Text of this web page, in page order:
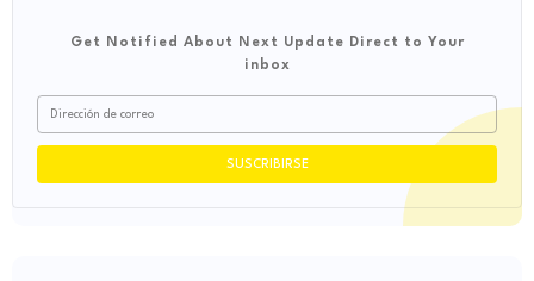
Get Notified About Next Update Direct to Your
inbox